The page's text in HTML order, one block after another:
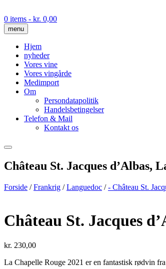
to
content
0 items - kr. 0,00
menu
Hjem
nyheder
Vores vine
Vores vingårde
Medimport
Om
Persondatapolitik
Handelsbetingelser
Telefon & Mail
Kontakt os
Château St. Jacques d’Albas,
Forside /Frankrig /Languedoc /- Château St.
Château St. Jacques
kr. 230,00
La Chapelle Rouge 2021 er en fantastisk rødvin